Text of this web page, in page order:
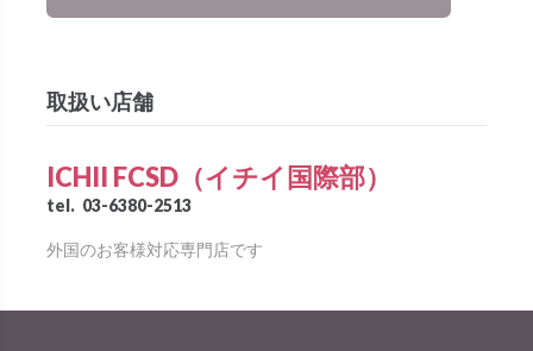
取扱い店舗
ICHII FCSD（イチイ国際部）
tel. 03-6380-2513
外国のお客様対応専門店です